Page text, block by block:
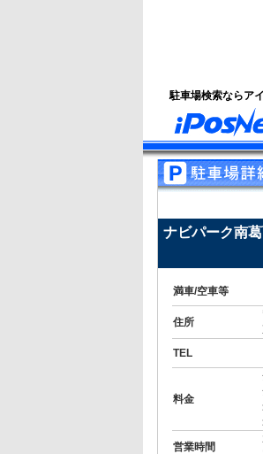
駐車場検索ならア
ナビパーク南
満車/空車等
住所
TEL
料金
営業時間